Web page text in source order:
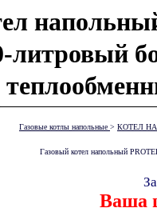
литровый
Газовые котлы напольные > КОТЕЛ
Газовый котел напольный
Ваша